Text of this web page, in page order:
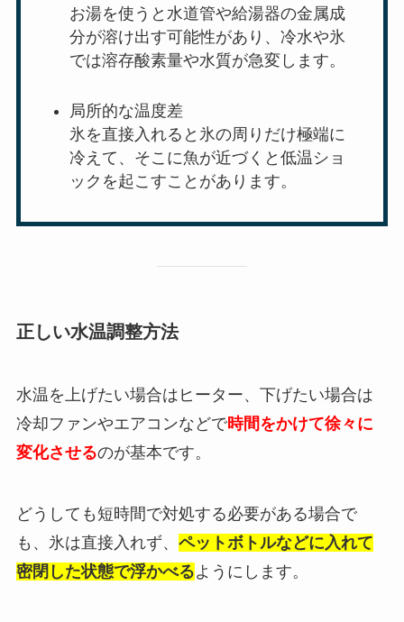
お湯を使うと水道管や給湯器の金属成
分が溶け出す可能性があり、冷水や氷
では溶存酸素量や水質が急変します。
局所的な温度差
氷を直接入れると氷の周りだけ極端に
冷えて、そこに魚が近づくと低温ショ
ックを起こすことがあります。
正しい水温調整方法
水温を上げたい場合はヒーター、下げたい場合は
冷却ファンやエアコンなどで時間をかけて徐々に
変化させるのが基本です。
どうしても短時間で対処する必要がある場合で
も、氷は直接入れず、 ペットボトルなどに入れて
密閉した状態で浮かべるようにします。